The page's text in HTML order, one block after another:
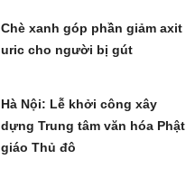
Chè xanh góp phần giảm axit
uric cho người bị gút
Hà Nội: Lễ khởi công xây
dựng Trung tâm văn hóa Phật
giáo Thủ đô